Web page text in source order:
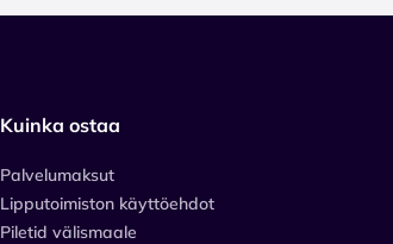
Kuinka ostaa
Palvelumaksut
Lipputoimiston käyttöehdot
Piletid välismaale